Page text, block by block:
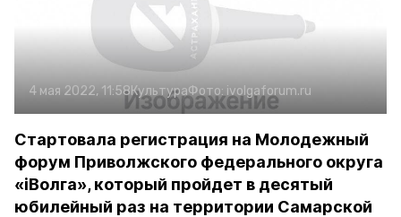
4 мая 2022, 11:58КультураФото: ivolgaforum.ru
Стартовала регистрация на Молодежный
форум Приволжского федерального округа
«iВолга», который пройдет в десятый
юбилейный раз на территории Самарской